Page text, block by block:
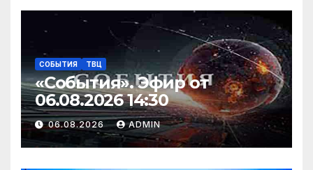
СОБЫТИЯ ТВЦ
«События». Эфир от
06.08.2026 14:30
06.08.2026 ADMIN